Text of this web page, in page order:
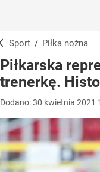
Sport / Piłka nożna
Piłkarska
trenerkę.
Dodano:30 kwietnia 2021